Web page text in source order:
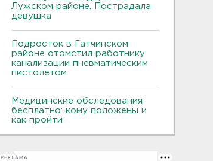
Лужском районе. Пострадала
девушка
Подросток в Гатчинском
районе отомстил работнику
канализации пневматическим
пистолетом
Медицинские обследования
бесплатно: кому положены и
как пройти
РЕКЛАМА